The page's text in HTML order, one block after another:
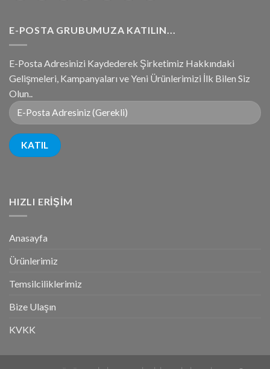
E-POSTA GRUBUMUZA KATILIN...
E-Posta Adresinizi Kaydederek Şirketimiz Hakkındaki
Gelişmeleri, Kampanyaları ve Yeni Ürünlerimizi İlk Bilen Siz
Olun..
HIZLI ERIŞIM
Anasayfa
Ürünlerimiz
Temsilciliklerimiz
Bize Ulaşın
KVKK